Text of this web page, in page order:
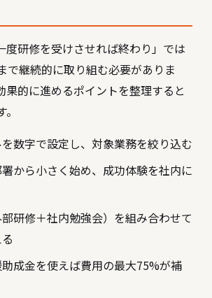
度研修を受けさせれば終わり」では
で継続的に取り組む必要がありま
果的に進めるポイントを整理すると
数字で設定し、対象業務を絞り込む
から小さく始め、成功体験を社内に
研修＋社内勉強会）を組み合わせて
成金を使えば費用の最大75%が補